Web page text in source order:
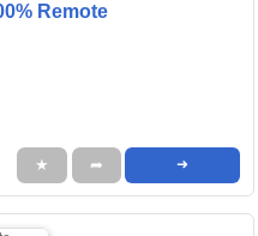
Remote
★ ➦ ➜